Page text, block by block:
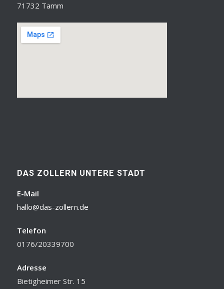
71732 Tamm
DAS ZOLLERN UNTERE STADT
E-Mail
hallo@das-zollern.de
Telefon
0176/20339700
Adresse
Bietigheimer Str. 15